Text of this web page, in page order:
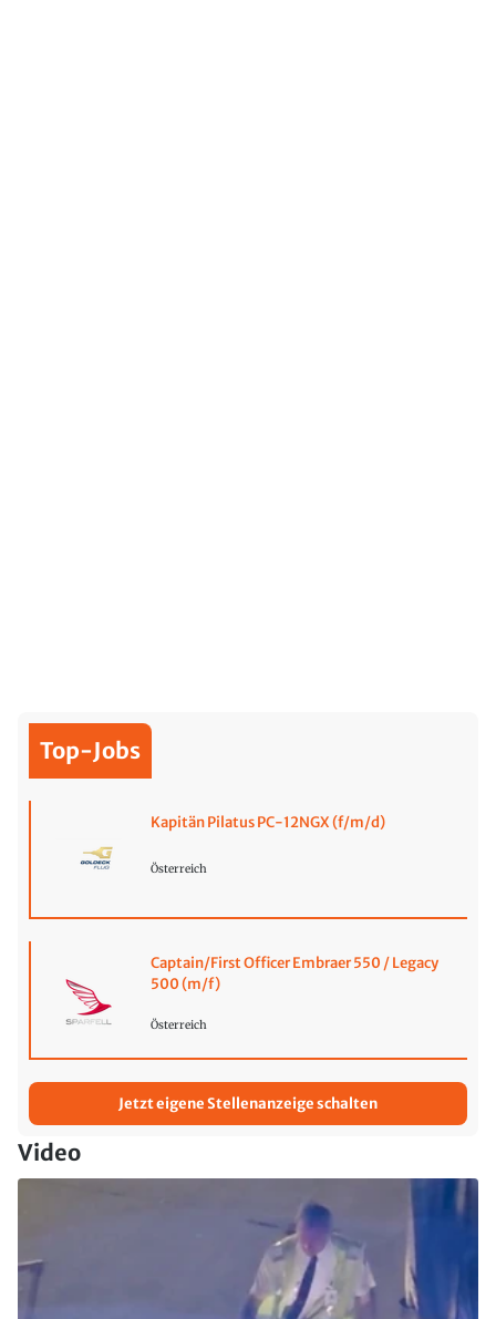
Top-Jobs
Kapitän Pilatus PC-12NGX (f/m/d)
Österreich
Captain/First Officer Embraer 550 / Legacy
500 (m/f)
Österreich
Jetzt eigene Stellenanzeige schalten
Video